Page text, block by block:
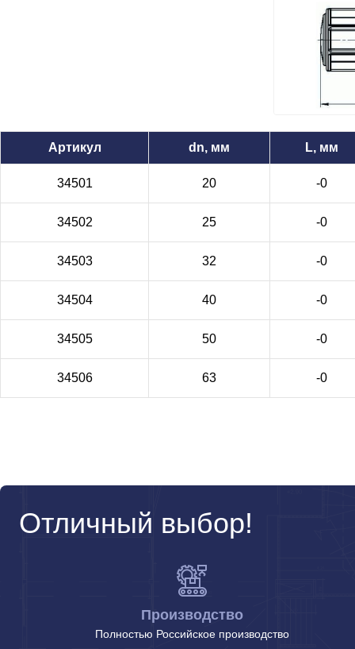
Артикул dn, мм L, мм
34501 20 -0
34502 25 -0
34503 32 -0
34504 40 -0
34505 50 -0
34506 63 -0
Отличный выбор!
Производство
Полностью Российское производство